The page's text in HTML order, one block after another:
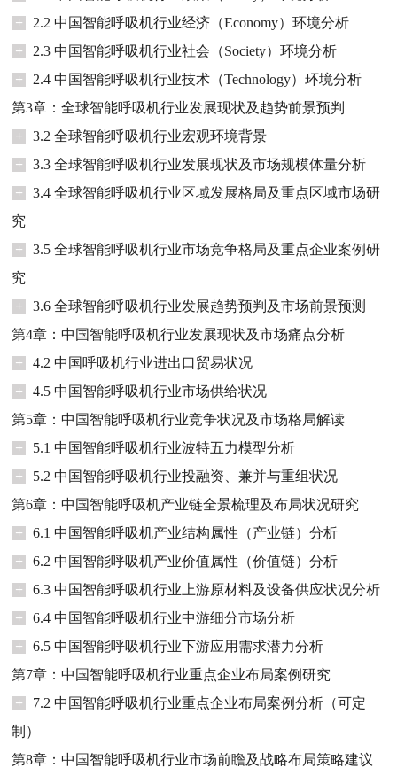
+
2.2 中国智能呼吸机行业经济（Economy）环境分析
+
2.3 中国智能呼吸机行业社会（Society）环境分析
+
2.4 中国智能呼吸机行业技术（Technology）环境分析
第3章：全球智能呼吸机行业发展现状及趋势前景预判
+
3.2 全球智能呼吸机行业宏观环境背景
+
3.3 全球智能呼吸机行业发展现状及市场规模体量分析
+
3.4 全球智能呼吸机行业区域发展格局及重点区域市场研
究
+
3.5 全球智能呼吸机行业市场竞争格局及重点企业案例研
究
+
3.6 全球智能呼吸机行业发展趋势预判及市场前景预测
第4章：中国智能呼吸机行业发展现状及市场痛点分析
+
4.2 中国呼吸机行业进出口贸易状况
+
4.5 中国智能呼吸机行业市场供给状况
第5章：中国智能呼吸机行业竞争状况及市场格局解读
+
5.1 中国智能呼吸机行业波特五力模型分析
+
5.2 中国智能呼吸机行业投融资、兼并与重组状况
第6章：中国智能呼吸机产业链全景梳理及布局状况研究
+
6.1 中国智能呼吸机产业结构属性（产业链）分析
+
6.2 中国智能呼吸机产业价值属性（价值链）分析
+
6.3 中国智能呼吸机行业上游原材料及设备供应状况分析
+
6.4 中国智能呼吸机行业中游细分市场分析
+
6.5 中国智能呼吸机行业下游应用需求潜力分析
第7章：中国智能呼吸机行业重点企业布局案例研究
+
7.2 中国智能呼吸机行业重点企业布局案例分析（可定
制）
第8章：中国智能呼吸机行业市场前瞻及战略布局策略建议